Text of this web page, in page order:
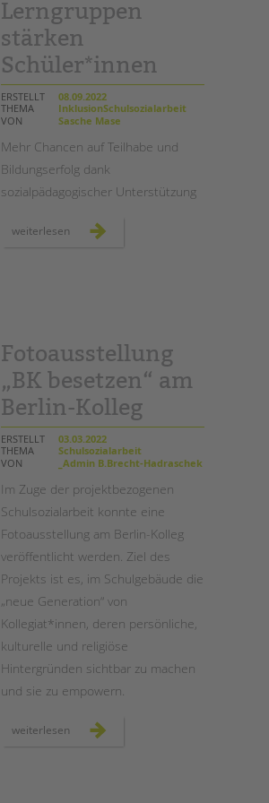
Lerngruppen
stärken
Schüler*innen
ERSTELLT
08.09.2022
THEMA
InklusionSchulsozialarbeit
VON
Sasche Mase
Mehr Chancen auf Teilhabe und
Bildungserfolg dank
sozialpädagogischer Unterstützung
weiterlesen temporäre
lerngruppen
Fotoausstellung
„BK besetzen“ am
Berlin-Kolleg
ERSTELLT
03.03.2022
THEMA
Schulsozialarbeit
VON
_Admin B.Brecht-Hadraschek
Im Zuge der projektbezogenen
Schulsozialarbeit konnte eine
Fotoausstellung am Berlin-Kolleg
veröffentlicht werden. Ziel des
Projekts ist es, im Schulgebäude die
„neue Generation“ von
Kollegiat*innen, deren persönliche,
kulturelle und religiöse
Hintergründen sichtbar zu machen
und sie zu empowern.
weiterlesen fotoausstellung